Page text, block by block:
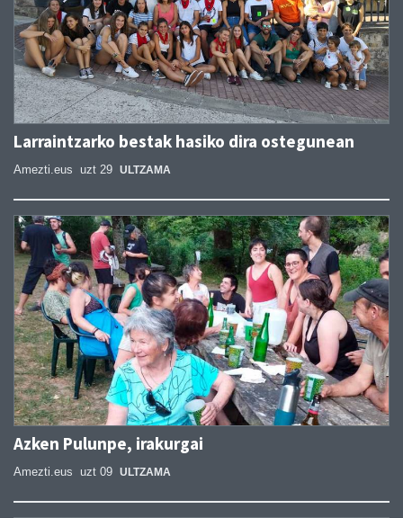
Larraintzarko bestak hasiko dira ostegunean
Amezti.eus uzt 29 ULTZAMA
Azken Pulunpe, irakurgai
Amezti.eus uzt 09 ULTZAMA